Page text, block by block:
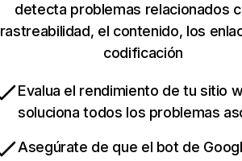
detecta problemas relacionados
rastreabilidad, el contenido, los
codificación
Evalua el rendimiento de tu sitio
soluciona todos los problemas
Asegúrate de que el bot de